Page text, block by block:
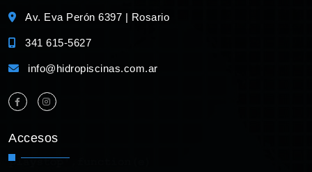
Av. Eva Perón 6397 | Rosario
341 615-5627
info@hidropiscinas.com.ar
Accesos